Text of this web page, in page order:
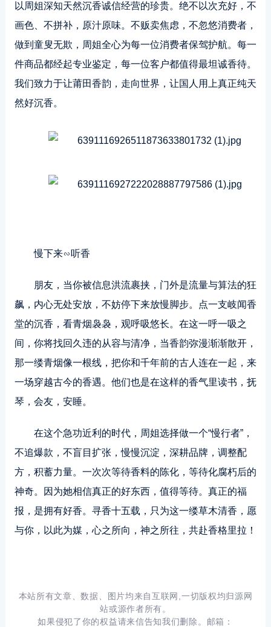
以周姐深知天然沉香诚信经营的珍贵。绝不以次充好，不
画色、不拼补，原汁原味。不贩卖焦虑，不忽悠消费者，
做到童叟无欺，周姐全心为每一位消费者保驾护航。每一
件商品都经起专业鉴定，每一位客户都值得最坦诚香待。
我们致力于让莆田香韵，走向世界，让国人用上真正纯天
然好沉香。
慢下来∽听香
朋友，当你被信息洪流裹挟，门外是流量与算法的狂
飙，内心无处安放，不妨停下来放慢脚步。点一支岐闻香
堂的沉香，看青烟袅袅，观呼吸悠长。在这一呼一吸之
间，你将找回久违的从容与清净，当香韵弥漫渐渐散开，
那一缕青烟像一根线，把你和千年前的古人连在一起，来
一场穿越古今的香遇。他们也是在这样的香气里读书，抚
琴，会友，安睡。
在这个急功近利的时代，周姐选择做一个“慢行者”，
不追爆款，不盲目扩张，慢慢沉淀，深耕品牌，调整配
方，积蓄力量。一次次等待香料的陈化，等待化腐朽后的
神奇。因为她相信真正的好东西，值得等待。真正的福
报，是拥有好香。寻香十五载，只为这一缕草木清香，愿
与你，以此为媒，心之所向，神之所往，共赴香格里拉！
本站所有文章、数据、图片均来自互联网,一切版权均归源网
站或源作者所有。
如果侵犯了你的权益请来信告知我们删除。邮箱：